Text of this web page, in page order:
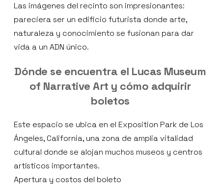
Las imágenes del recinto son impresionantes:
pareciera ser un edificio futurista donde arte,
naturaleza y conocimiento se fusionan para dar
vida a un ADN único.
Dónde se encuentra el Lucas Museum
of Narrative Art y cómo adquirir
boletos
Este espacio se ubica en el Exposition Park de Los
Ángeles, California, una zona de amplia vitalidad
cultural donde se alojan muchos museos y centros
artísticos importantes.
Apertura y costos del boleto